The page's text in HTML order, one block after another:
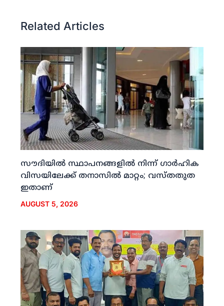
Related Articles
സൗദിയില്‍ സ്ഥാപനങ്ങളില്‍ നിന്ന് ഗാര്‍ഹിക
വിസയിലേക്ക് തനാസില്‍ മാറ്റം; വസ്തതുത
ഇതാണ്
AUGUST 5, 2026